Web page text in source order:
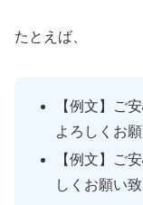
たとえば、
【例文】ご
よろしくお
【例文】ご
しくお願い致